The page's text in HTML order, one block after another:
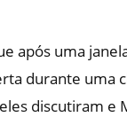
após uma
durante uma
discutiram e